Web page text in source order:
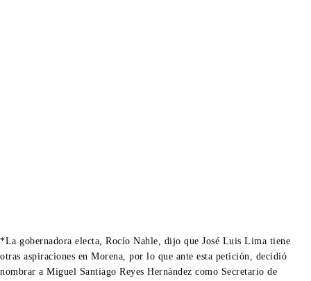
*La gobernadora electa, Rocío Nahle, dijo que José Luis Lima tiene
otras aspiraciones en Morena, por lo que ante esta petición, decidió
nombrar a Miguel Santiago Reyes Hernández como Secretario de